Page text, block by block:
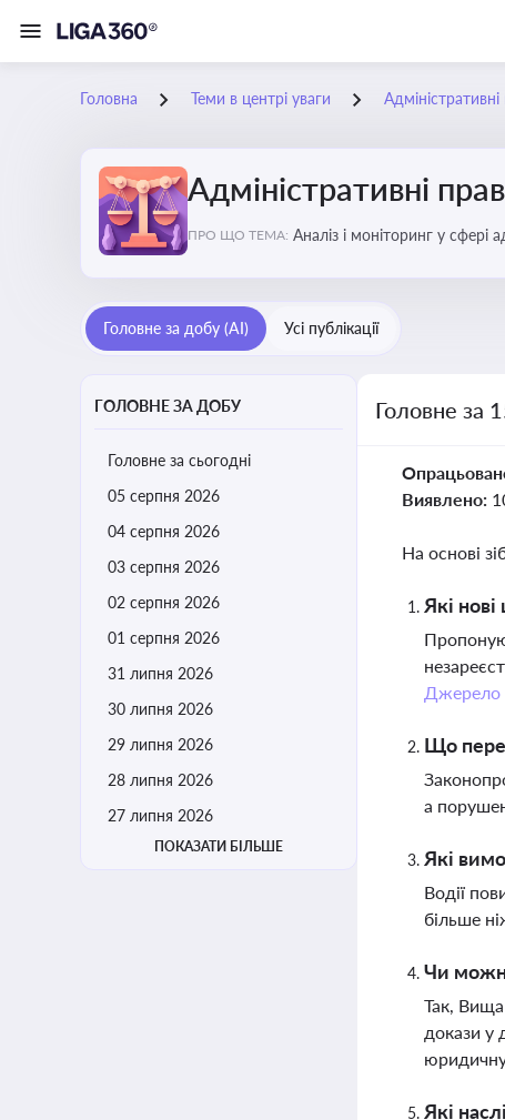
Головна Теми в центрі уваги
Адміністративні
ПРО ЩО ТЕМА: Аналіз і моніторинг у сфері
Головне за добу (AI) Усі публікації
ГОЛОВНЕ ЗА ДОБУ
Головне за сьогодні
05 серпня 2026
04 серпня 2026
03 серпня 2026
02 серпня 2026
01 серпня 2026
31 липня 2026
30 липня 2026
29 липня 2026
28 липня 2026
27 липня 2026
ПОКАЗАТИ БІЛЬШЕ
Головне за
Виявлено:
На основі
Які
Джерело
Що
а
Які
Водії
більше
Чи
Так,
докази у
Які